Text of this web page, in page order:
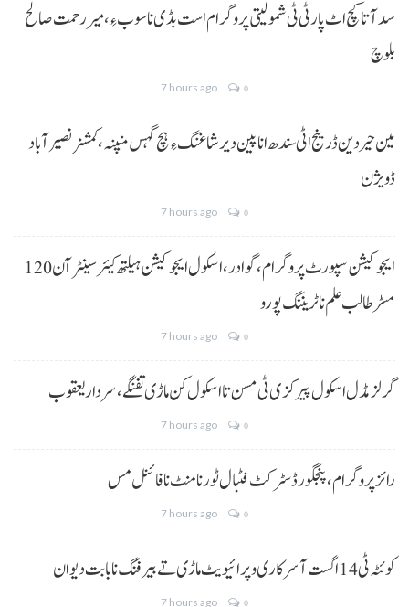
سد آتا کچ اٹ پارٹی ٹی شمولیتی پروگرام است بڈی نا سوب ءِ،میر رحمت صالح
بلوچ
7 hours ago 0
مین حیردین ڈرینج اٹی سندھ انا پین دیر شاغنگ ءِ ہچ گہس منپنہ،کمشنر نصیرآباد
ڈویژن
7 hours ago 0
ایجوکیشن سپورٹ پروگرام،گوادر، اسکول ایجوکیشن ہیلتھ کیئر سینٹر آن 120
مسڑ طالب علم نا ٹریننگ پورو
7 hours ago 0
گرلز مڈل اسکول پیرکزی ٹی مسن تا اسکول کن ماڑی تفنگے، سردار یعقوب
7 hours ago 0
رائز پروگرام، پنجگور ڈسٹرکٹ فٹبال ٹورنامنٹ نا فائنل مس
7 hours ago 0
کوئٹہ ٹی 14 اگست آ سرکاری و پرائیویٹ ماڑی تے بیرفنگ نا بابت دیوان
7 hours ago 0